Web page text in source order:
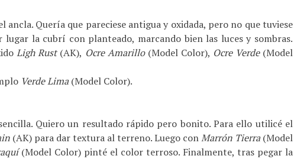
ancla. Quería que pareciese antigua y oxidada, pero no que tuviese
lugar la cubrí con planteado, marcando bien las luces y sombras.
Ligh Rust(AK), Ocre Amarillo(Model Color), Ocre Verde(Model
Verde Lima(Model Color).
Quiero un resultado rápido pero bonito. Para ello utilicé el
(AK) para dar textura al terreno. Luego conMarrón Tierra(Model
(Model Color) pinté el color terroso. Finalmente, tras pegar la